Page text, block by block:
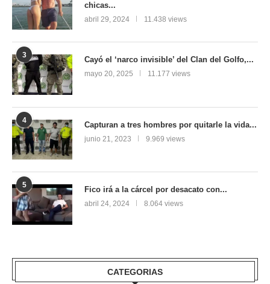
chicas...
abril 29, 2024 11.438 views
3 Cayó el ‘narco invisible’ del Clan del Golfo,...
mayo 20, 2025 11.177 views
4 Capturan a tres hombres por quitarle la vida...
junio 21, 2023 9.969 views
5 Fico irá a la cárcel por desacato con...
abril 24, 2024 8.064 views
CATEGORIAS